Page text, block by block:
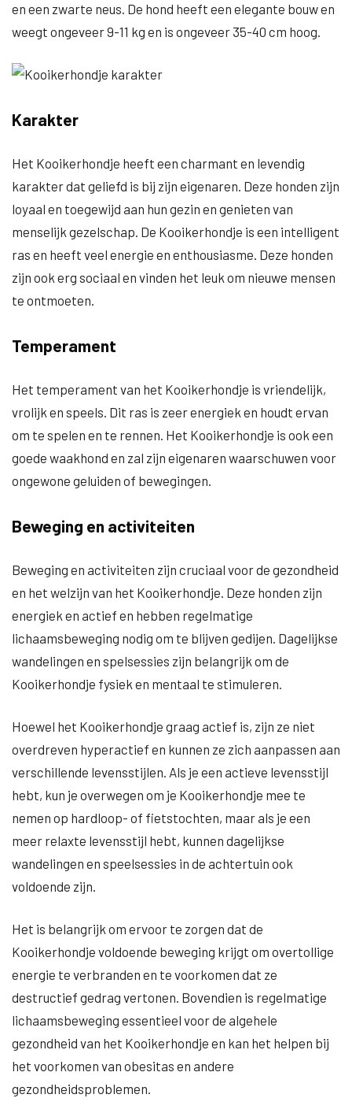
en een zwarte neus. De hond heeft een elegante bouw en
weegt ongeveer 9-11 kg en is ongeveer 35-40 cm hoog.
Karakter
Het Kooikerhondje heeft een charmant en levendig
karakter dat geliefd is bij zijn eigenaren. Deze honden zijn
loyaal en toegewijd aan hun gezin en genieten van
menselijk gezelschap. De Kooikerhondje is een intelligent
ras en heeft veel energie en enthousiasme. Deze honden
zijn ook erg sociaal en vinden het leuk om nieuwe mensen
te ontmoeten.
Temperament
Het temperament van het Kooikerhondje is vriendelijk,
vrolijk en speels. Dit ras is zeer energiek en houdt ervan
om te spelen en te rennen. Het Kooikerhondje is ook een
goede waakhond en zal zijn eigenaren waarschuwen voor
ongewone geluiden of bewegingen.
Beweging en activiteiten
Beweging en activiteiten zijn cruciaal voor de gezondheid
en het welzijn van het Kooikerhondje. Deze honden zijn
energiek en actief en hebben regelmatige
lichaamsbeweging nodig om te blijven gedijen. Dagelijkse
wandelingen en spelsessies zijn belangrijk om de
Kooikerhondje fysiek en mentaal te stimuleren.
Hoewel het Kooikerhondje graag actief is, zijn ze niet
overdreven hyperactief en kunnen ze zich aanpassen aan
verschillende levensstijlen. Als je een actieve levensstijl
hebt, kun je overwegen om je Kooikerhondje mee te
nemen op hardloop- of fietstochten, maar als je een
meer relaxte levensstijl hebt, kunnen dagelijkse
wandelingen en speelsessies in de achtertuin ook
voldoende zijn.
Het is belangrijk om ervoor te zorgen dat de
Kooikerhondje voldoende beweging krijgt om overtollige
energie te verbranden en te voorkomen dat ze
destructief gedrag vertonen. Bovendien is regelmatige
lichaamsbeweging essentieel voor de algehele
gezondheid van het Kooikerhondje en kan het helpen bij
het voorkomen van obesitas en andere
gezondheidsproblemen.